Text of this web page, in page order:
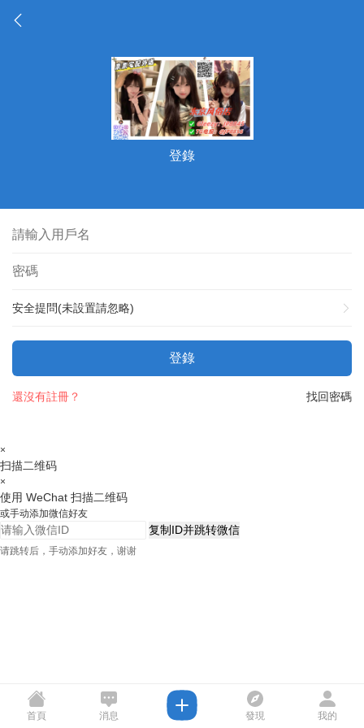
登錄
安全提問(未設置請忽略)
登錄
找回密碼
還沒有註冊？
×
扫描二维码
×
使用 WeChat 扫描二维码
或手动添加微信好友
复制ID并跳转微信
请跳转后，手动添加好友，谢谢
首頁 消息 發現 我的